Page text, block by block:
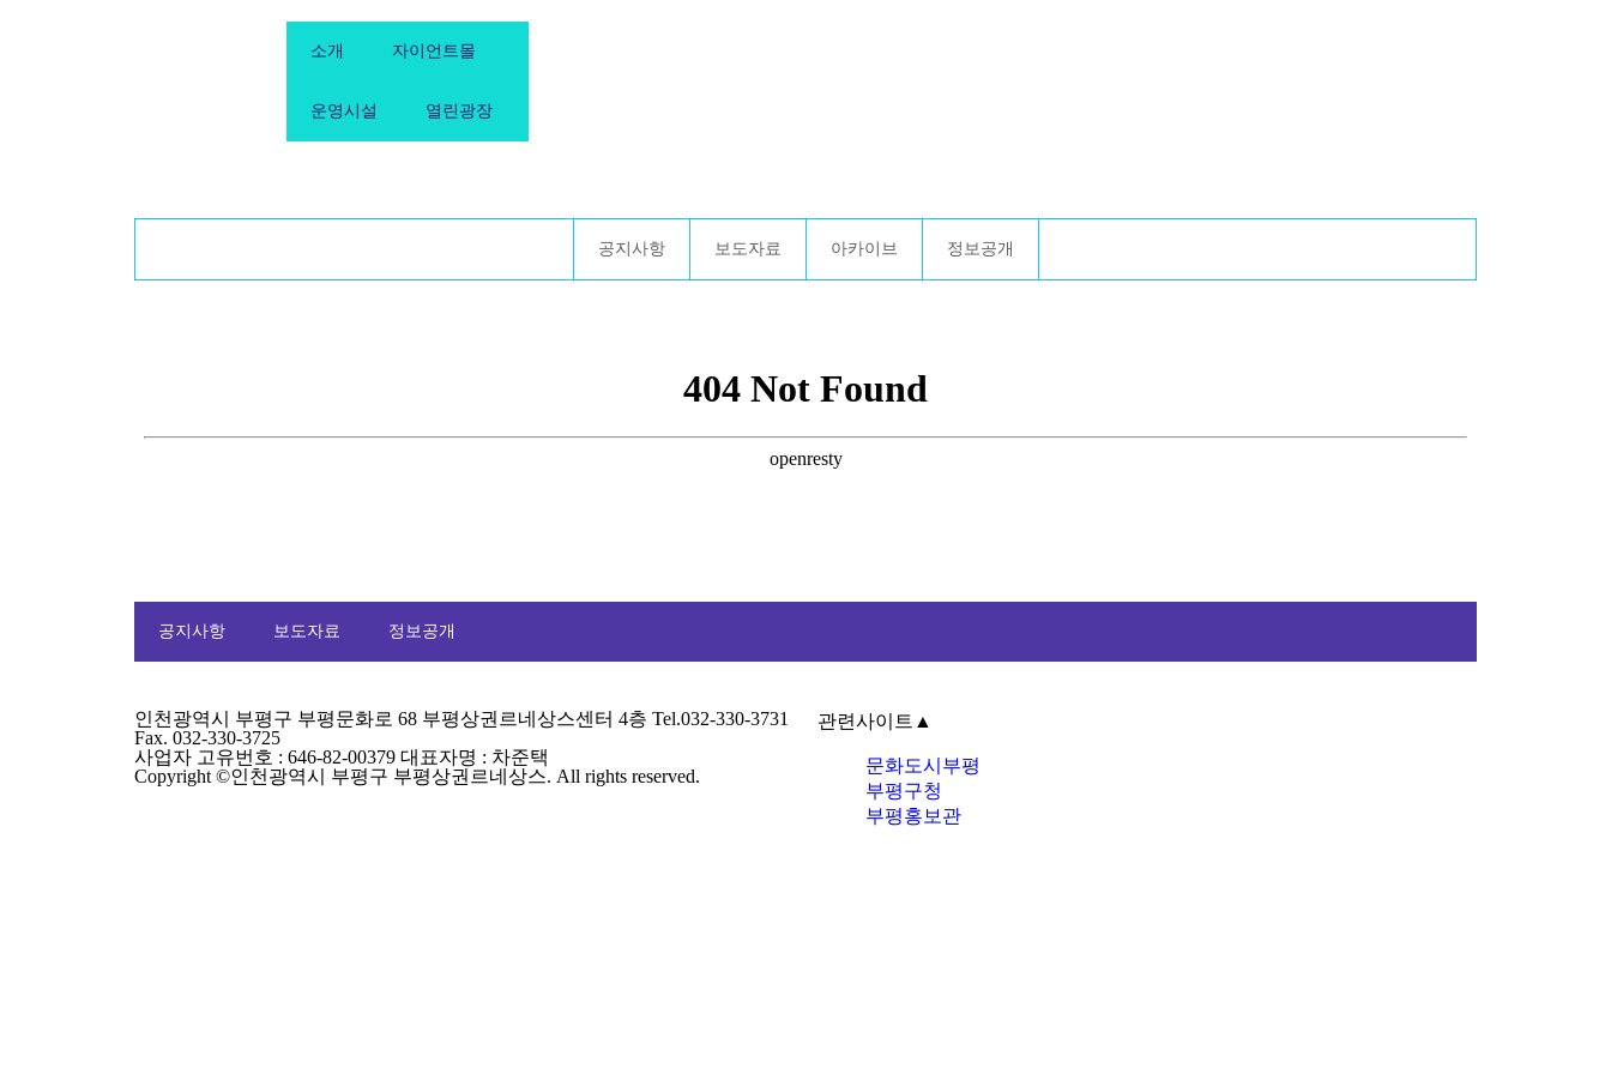
소개 자이언트몰
운영시설 열린광장
공지사항 보도자료 아카이브 정보공개
공지사항 보도자료 정보공개
인천광역시 부평구 부평문화로 68 부평상권르네상스센터 4층 Tel.032-330-3731
Fax. 032-330-3725
사업자 고유번호 : 646-82-00379 대표자명 : 차준택
Copyright ©인천광역시 부평구 부평상권르네상스. All rights reserved.
관련사이트 ▲
문화도시부평
부평구청
부평홍보관